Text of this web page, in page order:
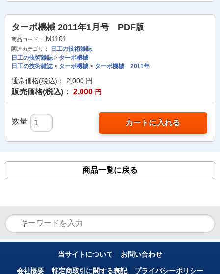
ターボ機械 2011年1月号 PDF版
商品コード： M1101
関連カテゴリ：
日工の技術雑誌
日工の技術雑誌> ターボ機械
日工の技術雑誌> ターボ機械 > ターボ機械 2011年
通常価格(税込)： 2,000 円
販売価格(税込)： 2,000 円
数量 カートに入れる
商品一覧に戻る
当サイトについて お問い合わせ
会社概要 特定商取引に関する表記 プライバシーポリシー